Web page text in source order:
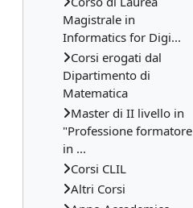
Magistrale in
Informatics for Digi...
Corsi erogati dal
Dipartimento di
Matematica
Master di II livello in
"Professione formatore
in ...
Corsi CLIL
Altri Corsi